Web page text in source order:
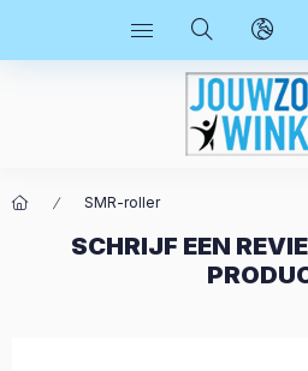
SMR-roller
SCHRIJF EEN